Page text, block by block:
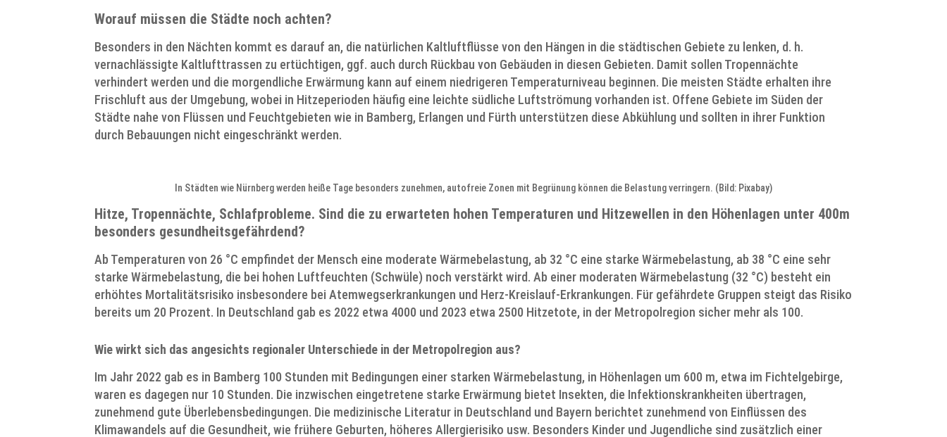
Worauf müssen die Städte noch achten?
Besonders in den Nächten kommt es darauf an, die natürlichen Kaltluftflüsse von den Hängen in die städtischen Gebiete zu lenken, d. h.
vernachlässigte Kaltlufttrassen zu ertüchtigen, ggf. auch durch Rückbau von Gebäuden in diesen Gebieten. Damit sollen Tropennächte
verhindert werden und die morgendliche Erwärmung kann auf einem niedrigeren Temperaturniveau beginnen. Die meisten Städte erhalten ihre
Frischluft aus der Umgebung, wobei in Hitzeperioden häufig eine leichte südliche Luftströmung vorhanden ist. Offene Gebiete im Süden der
Städte nahe von Flüssen und Feuchtgebieten wie in Bamberg, Erlangen und Fürth unterstützen diese Abkühlung und sollten in ihrer Funktion
durch Bebauungen nicht eingeschränkt werden.
In Städten wie Nürnberg werden heiße Tage besonders zunehmen, autofreie Zonen mit Begrünung können die Belastung verringern. (Bild: Pixabay)
Hitze, Tropennächte, Schlafprobleme. Sind die zu erwarteten hohen Temperaturen und Hitzewellen in den Höhenlagen unter 400m
besonders gesundheitsgefährdend?
Ab Temperaturen von 26 °C empfindet der Mensch eine moderate Wärmebelastung, ab 32 °C eine starke Wärmebelastung, ab 38 °C eine sehr
starke Wärmebelastung, die bei hohen Luftfeuchten (Schwüle) noch verstärkt wird. Ab einer moderaten Wärmebelastung (32 °C) besteht ein
erhöhtes Mortalitätsrisiko insbesondere bei Atemwegserkrankungen und Herz-Kreislauf-Erkrankungen. Für gefährdete Gruppen steigt das Risiko
bereits um 20 Prozent. In Deutschland gab es 2022 etwa 4000 und 2023 etwa 2500 Hitzetote, in der Metropolregion sicher mehr als 100.
Wie wirkt sich das angesichts regionaler Unterschiede in der Metropolregion aus?
Im Jahr 2022 gab es in Bamberg 100 Stunden mit Bedingungen einer starken Wärmebelastung, in Höhenlagen um 600 m, etwa im Fichtelgebirge,
waren es dagegen nur 10 Stunden. Die inzwischen eingetretene starke Erwärmung bietet Insekten, die Infektionskrankheiten übertragen,
zunehmend gute Überlebensbedingungen. Die medizinische Literatur in Deutschland und Bayern berichtet zunehmend von Einflüssen des
Klimawandels auf die Gesundheit, wie frühere Geburten, höheres Allergierisiko usw. Besonders Kinder und Jugendliche sind zusätzlich einer